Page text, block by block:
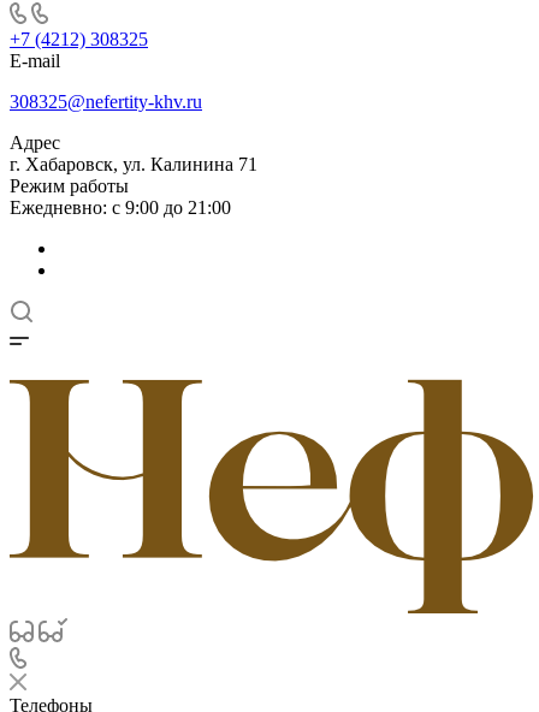
+7 (4212) 308325
E-mail
308325@nefertity-khv.ru
Адрес
г. Хабаровск, ул. Калинина 71
Режим работы
Ежедневно: с 9:00 до 21:00
Телефоны